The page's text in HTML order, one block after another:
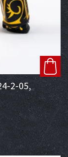
2-05,